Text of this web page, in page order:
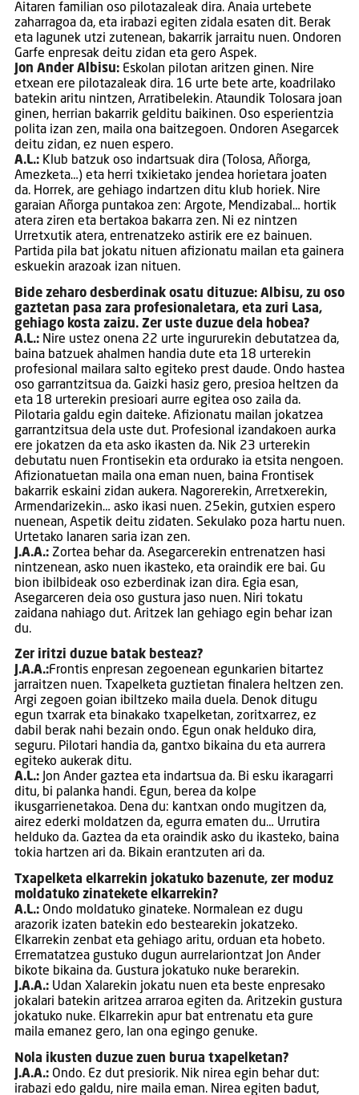
Aitaren familian oso pilotazaleak dira. Anaia urtebete
zaharragoa da, eta irabazi egiten zidala esaten dit. Berak
eta lagunek utzi zutenean, bakarrik jarraitu nuen. Ondoren
Garfe enpresak deitu zidan eta gero Aspek.
Jon Ander Albisu:Eskolan pilotan aritzen ginen. Nire
etxean ere pilotazaleak dira. 16 urte bete arte, koadrilako
batekin aritu nintzen, Arratibelekin. Ataundik Tolosara joan
ginen, herrian bakarrik gelditu baikinen. Oso esperientzia
polita izan zen, maila ona baitzegoen. Ondoren Asegarcek
deitu zidan, ez nuen espero.
A.L.:Klub batzuk oso indartsuak dira (Tolosa, Añorga,
Amezketa…) eta herri txikietako jendea horietara joaten
da. Horrek, are gehiago indartzen ditu klub horiek. Nire
garaian Añorga puntakoa zen: Argote, Mendizabal… hortik
atera ziren eta bertakoa bakarra zen. Ni ez nintzen
Urretxutik atera, entrenatzeko astirik ere ez bainuen.
Partida pila bat jokatu nituen afizionatu mailan eta gainera
eskuekin arazoak izan nituen.
Bide zeharo desberdinak osatu dituzue: Albisu, zu oso
gaztetan pasa zara profesionaletara, eta zuri Lasa,
gehiago kosta zaizu. Zer uste duzue dela hobea?
A.L.:Nire ustez onena 22 urte ingururekin debutatzea da,
baina batzuek ahalmen handia dute eta 18 urterekin
profesional mailara salto egiteko prest daude. Ondo hastea
oso garrantzitsua da. Gaizki hasiz gero, presioa heltzen da
eta 18 urterekin presioari aurre egitea oso zaila da.
Pilotaria galdu egin daiteke. Afizionatu mailan jokatzea
garrantzitsua dela uste dut. Profesional izandakoen aurka
ere jokatzen da eta asko ikasten da. Nik 23 urterekin
debutatu nuen Frontisekin eta ordurako ia etsita nengoen.
Afizio­na­tuetan maila ona eman nuen, baina Frontisek
bakarrik eskaini zidan aukera. Nagorerekin, Arretxerekin,
Armendarizekin… asko ikasi nuen. 25ekin, gutxien espero
nuenean, Aspetik deitu zidaten. Sekulako poza hartu nuen.
Urtetako lanaren saria izan zen.
J.A.A.:Zortea behar da. Asegarcerekin entrenatzen hasi
nintzenean, asko nuen ikasteko, eta oraindik ere bai. Gu
bion ibilbideak oso ezberdinak izan dira. Egia esan,
Asegarceren deia oso gustura jaso nuen. Niri tokatu
zaidana nahiago dut. Aritzek lan gehiago egin behar izan
du.
Zer iritzi duzue batak besteaz?
J.A.A.:Frontis enpresan zegoenean egunkarien bitartez
jarraitzen nuen. Txapelketa guztietan finalera heltzen zen.
Argi zegoen goian ibiltzeko maila duela. Denok ditugu
egun txarrak eta binakako txapelketan, zoritxarrez, ez
dabil berak nahi bezain ondo. Egun onak helduko dira,
seguru. Pilotari handia da, gantxo bikaina du eta aurrera
egiteko aukerak ditu.
A.L.:Jon Ander gaztea eta indartsua da. Bi esku ikaragarri
ditu, bi palanka handi. Egun, berea da kolpe
ikusgarrienetakoa. Dena du: kantxan ondo mugitzen da,
airez ederki moldatzen da, egurra ematen du… Urrutira
helduko da. Gaztea da eta oraindik asko du ikasteko, baina
tokia hartzen ari da. Bikain erantzuten ari da.
Txapelketa elkarrekin jokatuko bazenute, zer moduz
moldatuko zinatekete elkarrekin?
A.L.:Ondo moldatuko ginateke. Normalean ez dugu
arazorik izaten batekin edo bestearekin jokatzeko.
Elkarrekin zenbat eta gehiago aritu, orduan eta hobeto.
Errematatzea gustuko dugun aurrelariontzat Jon Ander
bikote bikaina da. Gustura jokatuko nuke berarekin.
J.A.A.: Udan Xalarekin jokatu nuen eta beste enpresako
jokalari batekin aritzea arraroa egiten da. Aritzekin gustura
jokatuko nuke. Elkarrekin apur bat entrenatu eta gure
maila emanez gero, lan ona egingo genuke.
Nola ikusten duzue zuen burua txapelketan?
J.A.A.:Ondo. Ez dut presiorik. Nik nirea egin behar dut:
irabazi edo galdu, nire maila eman. Nirea egiten badut,